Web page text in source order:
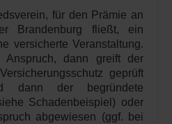
für den Prämie an
Brandenburg fließt, ein
versicherte Veranstaltung.
dann greift der
geprüft
dann der begründete
Schadenbeispiel) oder
abgewiesen (ggf. bei